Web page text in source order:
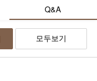
Q&A
모두보기